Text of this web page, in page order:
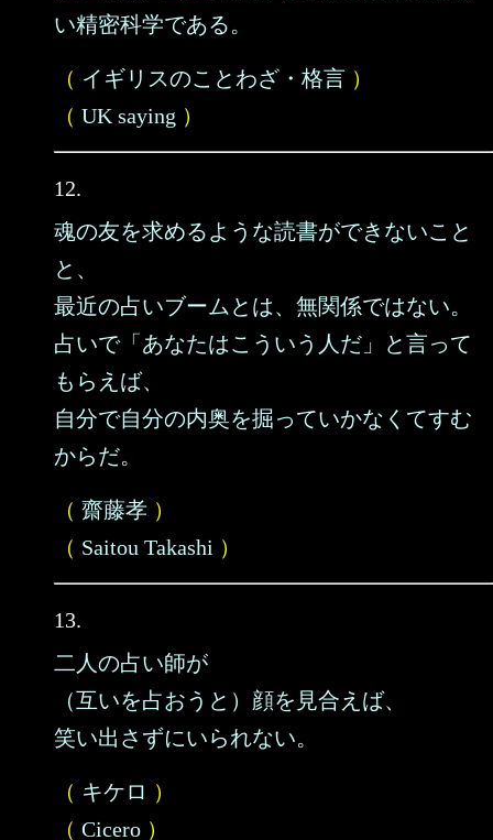
い精密科学である。
（ イギリスのことわざ・格言 ）
（ UK saying ）
12.
魂の友を求めるような読書ができないこと
と、
最近の占いブームとは、無関係ではない。
占いで「あなたはこういう人だ」と言って
もらえば、
自分で自分の内奥を掘っていかなくてすむ
からだ。
（ 齋藤孝 ）
（ Saitou Takashi ）
13.
二人の占い師が
（互いを占おうと）顔を見合えば、
笑い出さずにいられない。
（ キケロ ）
（ Cicero ）